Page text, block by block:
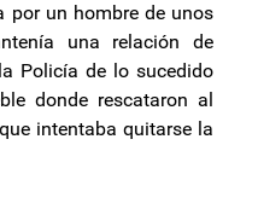
por un hombre de unos
una relación de
Policía de lo sucedido
donde rescataron al
intentaba quitarse la